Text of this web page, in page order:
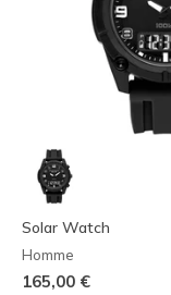
Solar Watch
Homme
165,00 €